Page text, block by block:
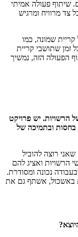
שיתוף פעולה אמיתי
צד מרוויח ומרגיש
שמונה, כמו
זמן שתושבי קריית
הפעולה הזה, נמשיך
הרשויות. יש פרויקט
בחסות ובתמיכה של
רוצה להוביל
הרשויות ואציג להם
נכונה ומסודרת.
באשכול, אשתף גם את
?